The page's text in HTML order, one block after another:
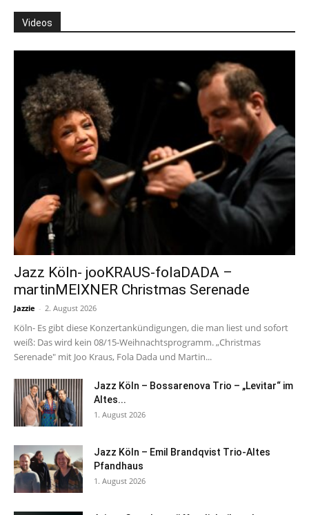
Videos
Jazz Köln- jooKRAUS-folaDADA –
martinMEIXNER Christmas Serenade
Jazzie - 2. August 2026
Köln- Es gibt diese Konzertankündigungen, die man liest und sofort
weiß: Das wird kein 08/15-Weihnachtsprogramm. „Christmas
Serenade" mit Joo Kraus, Fola Dada und Martin...
Jazz Köln – Bossarenova Trio – „Levitar“ im
Altes...
1. August 2026
Jazz Köln – Emil Brandqvist Trio-Altes
Pfandhaus
1. August 2026